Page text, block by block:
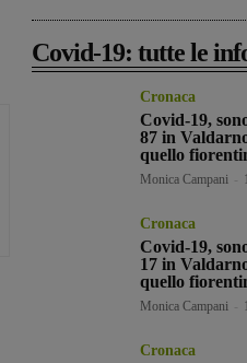
Covid-19: tutte le
Cronaca
Covid-19,
87 in
quello
Monica Campani
Cronaca
Covid-19,
17 in
quello
Monica Campani
Cronaca